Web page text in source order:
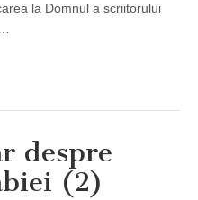
la Domnul a scriitorului
despre
(2)